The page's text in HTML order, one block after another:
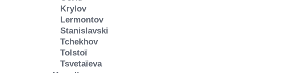
Krylov
Lermontov
Stanislavski
Tchekhov
Tolstoï
Tsvetaïeva